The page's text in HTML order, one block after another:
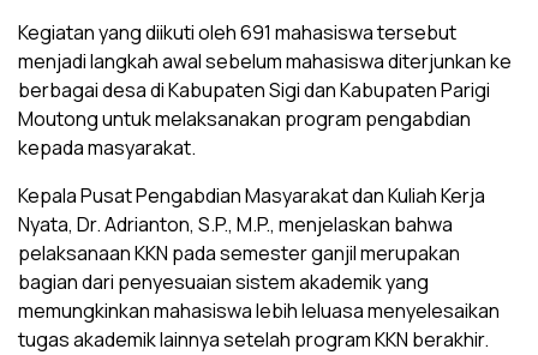
Kegiatan yang diikuti oleh 691 mahasiswa tersebut
menjadi langkah awal sebelum mahasiswa diterjunkan ke
berbagai desa di Kabupaten Sigi dan Kabupaten Parigi
Moutong untuk melaksanakan program pengabdian
kepada masyarakat.
Kepala Pusat Pengabdian Masyarakat dan Kuliah Kerja
Nyata, Dr. Adrianton, S.P., M.P., menjelaskan bahwa
pelaksanaan KKN pada semester ganjil merupakan
bagian dari penyesuaian sistem akademik yang
memungkinkan mahasiswa lebih leluasa menyelesaikan
tugas akademik lainnya setelah program KKN berakhir.